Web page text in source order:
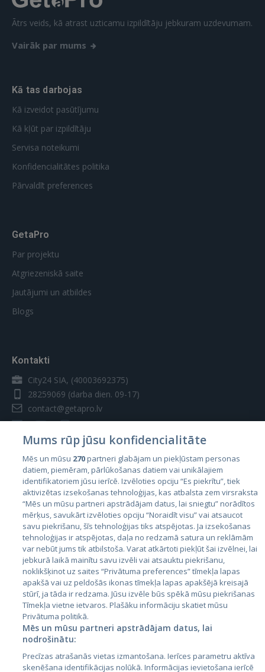
Ātrs veids, kā atrast uzticamu izpildītāju jebkuram uzdevumam.
Vairāk par mums
Kā tas darbojas
Kā izveidot pasūtījumu
Kā kļūt par izpildītāju
Servisa noteikumi
Konfidencialitātes politika
Pārvaldīt preferences
GetaPro
Par projektu
Atgriezeniskā saite
Jautājumi un atbildes
Blogs
Kontakti
City24 SIA, (40003692375)
28259069 (darba dien. 09-17)
contact@getapro.lv
Valstis
Igaunija
Latvija
Lietuva
City24.lv
City24.ee
Kainos.lt
Mums rūp jūsu konfidencialitāte
Mēs un mūsu 270partneri glabājam un piekļūstam personas
datiem, piemēram, pārlūkošanas datiem vai unikālajiem
identifikatoriem jūsu ierīcē. Izvēloties opciju “Es piekrītu”, tiek
aktivizētas izsekošanas tehnoloģijas, kas atbalsta zem virsraksta
“Mēs un mūsu partneri apstrādājam datus, lai sniegtu” norādītos
mērķus, savukārt izvēloties opciju “Noraidīt visu” vai atsaucot
savu piekrišanu, šīs tehnoloģijas tiks atspējotas. Ja izsekošanas
tehnoloģijas ir atspējotas, daļa no redzamā satura un reklāmām
var nebūt jums tik atbilstoša. Varat atkārtoti piekļūt šai izvēlnei, lai
jebkurā laikā mainītu savu izvēli vai atsauktu piekrišanu,
noklikšķinot uz saites “Privātuma preferences” tīmekļa lapas
apakšā vai uz peldošās ikonas tīmekļa lapas apakšējā kreisajā
stūrī, ja tāda ir redzama. Jūsu izvēle būs spēkā mūsu piekrišanas
Tīmekļa vietne ietvaros. Plašāku informāciju skatiet mūsu
Privātuma politikā.
Mēs un mūsu partneri apstrādājam datus, lai
nodrošinātu:
Precīzas atrašanās vietas izmantošana. Ierīces parametru aktīva
skenēšana identifikācijas nolūkā. Informācijas ievietošana ierīcē